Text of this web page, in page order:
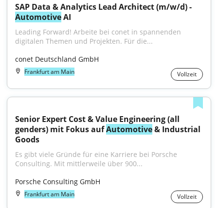
Automotive AI
Leading Forward! Arbeite bei conet in spannenden
digitalen Themen und Projekten. Für die...
conet Deutschland GmbH
Frankfurt am Main Vollzeit
Senior Expert Cost & Value Engineering (all
genders) mit Fokus auf Automotive & Industrial
Goods
Es gibt viele Gründe für eine Karriere bei Porsche
Consulting. Mit mittlerweile über 900...
Porsche Consulting GmbH
Frankfurt am Main Vollzeit